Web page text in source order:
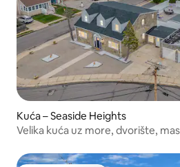
Kuća – Seaside Heights
Velika kuća uz more, dvorište,